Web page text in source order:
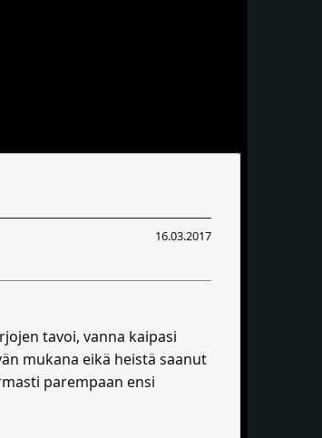
16.03.2017
tavoi, vanna kaipasi
mukana eikä heistä saanut
parempaan ensi